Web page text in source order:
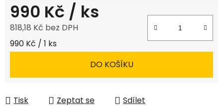
990 Kč / ks
818,18 Kč bez DPH
Měrná cena:
990 Kč / 1 ks
DO KOŠÍKU
Tisk Zeptat se Sdílet